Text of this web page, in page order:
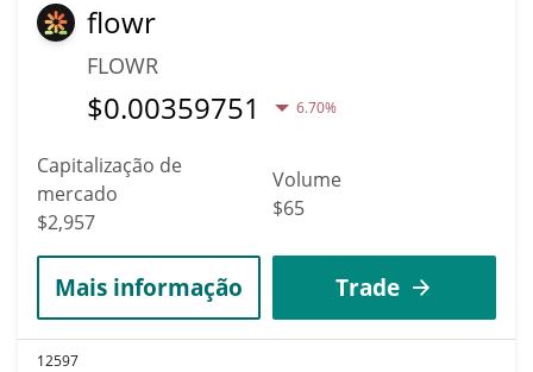
flowr
FLOWR
$0.00359751 6.70%
Capitalização de
mercado
$2,957
Volume
$65
Mais informação Trade
12597